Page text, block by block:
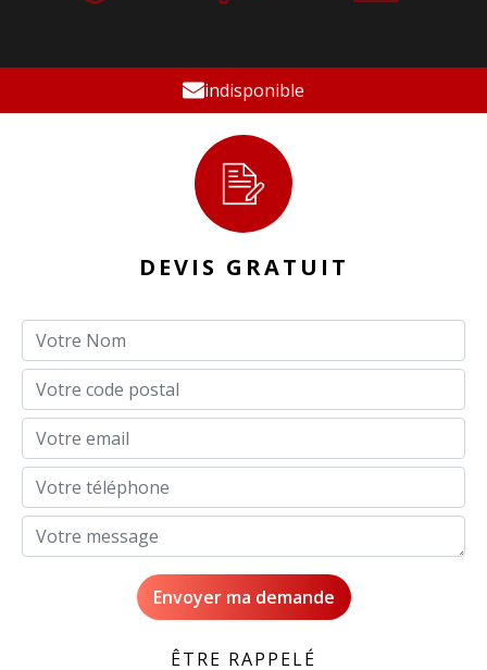
indisponible
DEVIS GRATUIT
ÊTRE RAPPELÉ